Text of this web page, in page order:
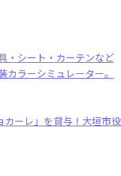
・シート・カーテンなど
ラーシミュレーター。
カーレ」を貸与！大垣市役